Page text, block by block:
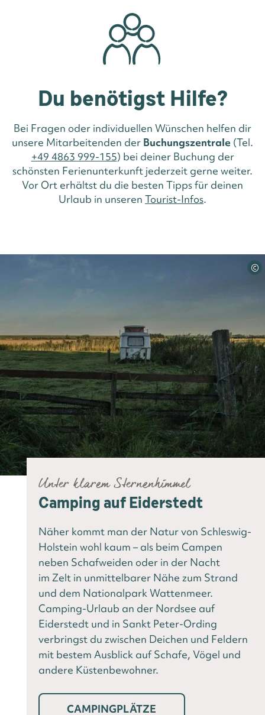
Du benötigst Hilfe?
Bei Fragen oder individuellen Wünschen helfen dir
unsere Mitarbeitenden der Buchungszentrale (Tel.
+49 4863 999-155) bei deiner Buchung der
schönsten Ferienunterkunft jederzeit gerne weiter.
Vor Ort erhältst du die besten Tipps für deinen
Urlaub in unseren Tourist-Infos.
©
Unter klarem Sternenhimmel
Camping auf Eiderstedt
Näher kommt man der Natur von Schleswig-
Holstein wohl kaum – als beim Campen
neben Schafweiden oder in der Nacht
im Zelt in unmittelbarer Nähe zum Strand
und dem Nationalpark Wattenmeer.
Camping-Urlaub an der Nordsee auf
Eiderstedt und in Sankt Peter-Ording
verbringst du zwischen Deichen und Feldern
mit bestem Ausblick auf Schafe, Vögel und
andere Küstenbewohner.
CAMPINGPLÄTZE